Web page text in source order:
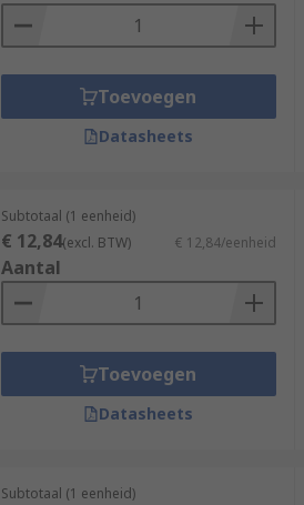
Toevoegen
Datasheets
Subtotaal (1 eenheid)
€ 12,84(excl. BTW) € 12,84/eenheid
Aantal
Toevoegen
Datasheets
Subtotaal (1 eenheid)